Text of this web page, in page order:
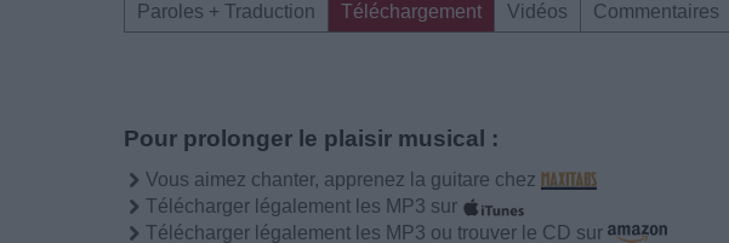
Paroles + Traduction Téléchargement Vidéos Commentaires
Pour prolonger le plaisir musical :
Vous aimez chanter, apprenez la guitare chez
Télécharger légalement les MP3 sur
Télécharger légalement les MP3 ou trouver le CD sur